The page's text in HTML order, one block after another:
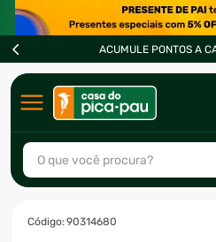
ACUMULE PONTOS A
O que você procura?
:90314680